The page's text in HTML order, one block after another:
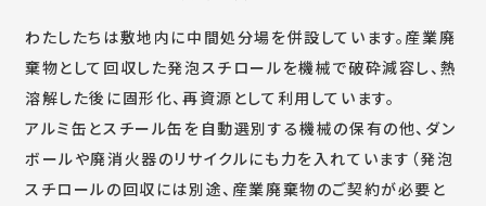
わたしたちは敷地内に中間処分場を併設しています。産業廃
棄物として回収した発泡スチロールを機械で破砕減容し、熱
溶解した後に固形化、再資源として利用しています。
アルミ缶とスチール缶を自動選別する機械の保有の他、ダン
ボールや廃消火器のリサイクルにも力を入れています（発泡
スチロールの回収には別途、産業廃棄物のご契約が必要と